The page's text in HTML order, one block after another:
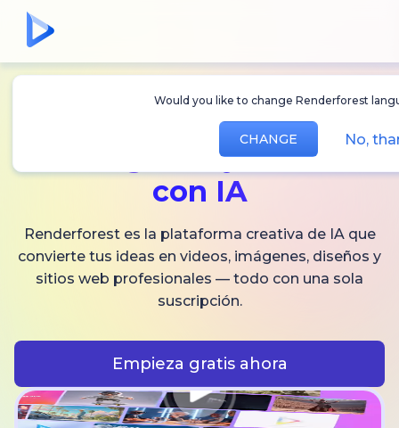
Would you like to change Renderforest
CHANGE No,
videos,
y audio
con IA
Renderforest es la plataforma creativa de IA que
convierte tus ideas en videos, imágenes, diseños y
sitios web profesionales — todo con una sola
suscripción.
Empieza gratis ahora